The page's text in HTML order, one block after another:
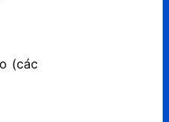
(các